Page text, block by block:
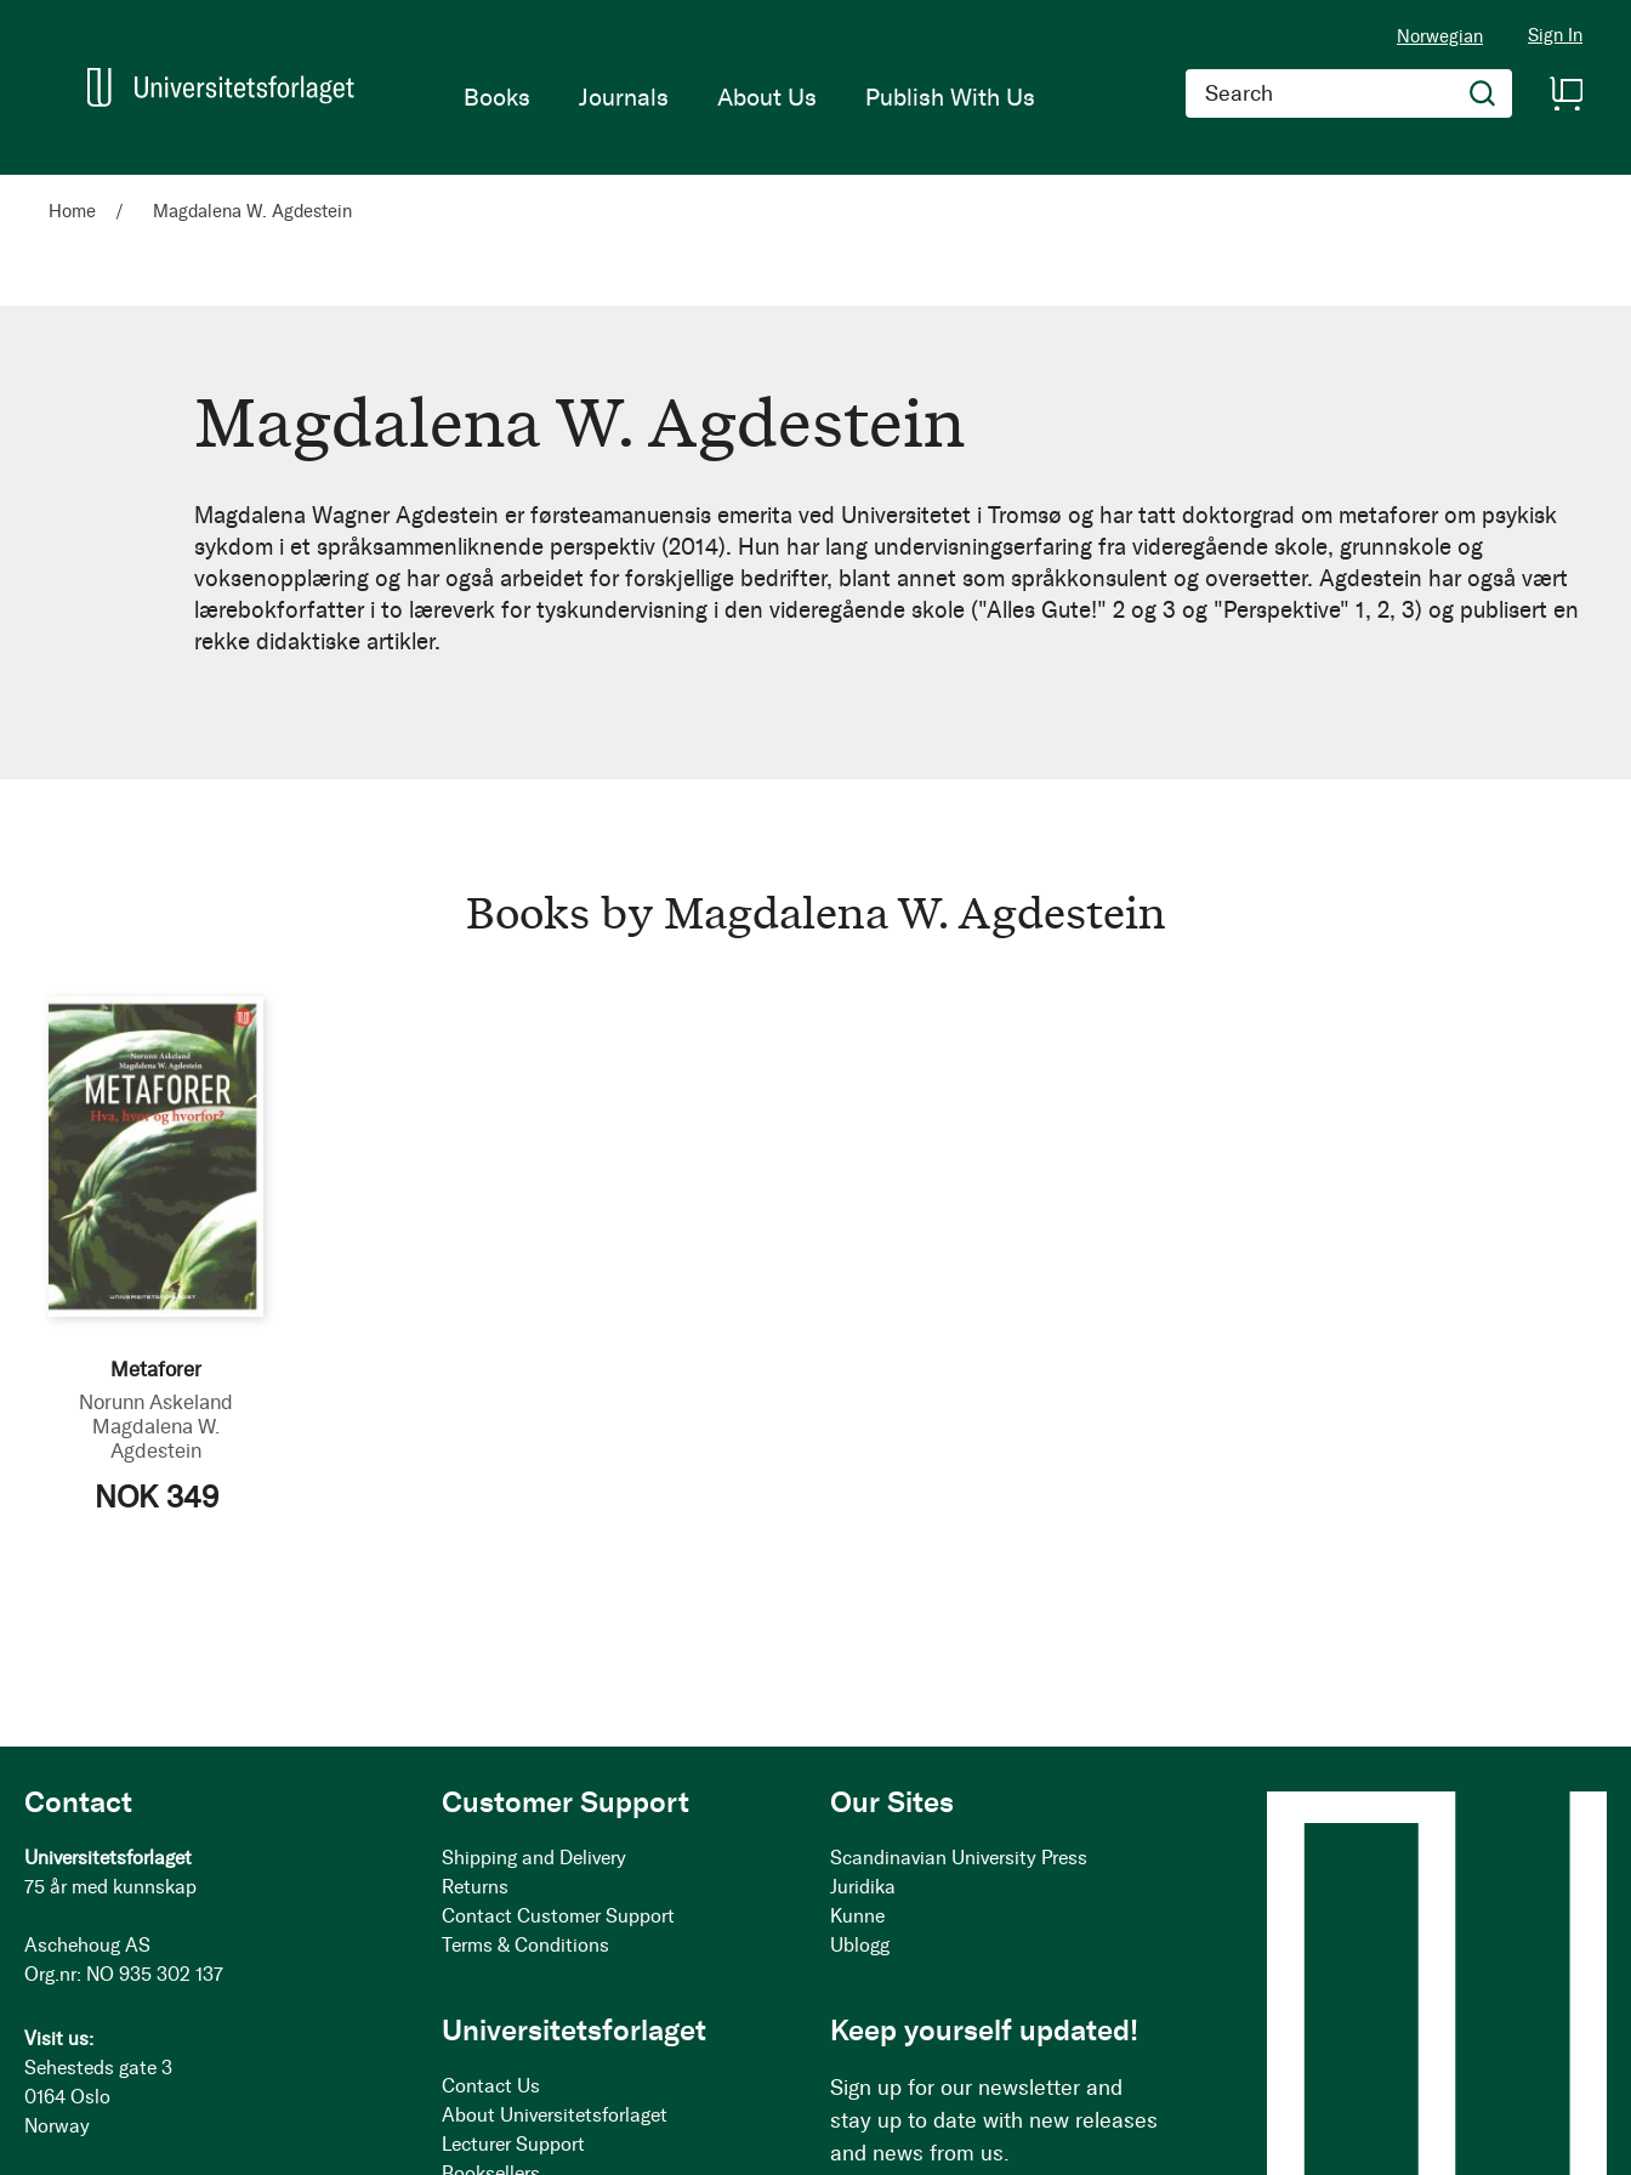
Norwegian Sign In
Search
Home
Books Journals About Us Publish With Us
Home Magdalena W. Agdestein
Magdalena
Agdestein
Magdalena W. Agdestein
Magdalena Wagner Agdestein er førsteamanuensis emerita ved Universitetet i Tromsø og har tatt doktorgrad om metaforer om psykisk
sykdom i et språksammenliknende perspektiv (2014). Hun har lang undervisningserfaring fra videregående skole, grunnskole og
voksenopplæring og har også arbeidet for forskjellige bedrifter, blant annet som språkkonsulent og oversetter. Agdestein har også vært
lærebokforfatter i to læreverk for tyskundervisning i den videregående skole ("Alles Gute!" 2 og 3 og "Perspektive" 1, 2, 3) og publisert en
rekke didaktiske artikler.
Books by Magdalena W. Agdestein
Metaforer
Norunn Askeland
Magdalena W.
Agdestein
NOK 349
Contact
Universitetsforlaget
75 år med kunnskap
Aschehoug AS
Org.nr: NO 935 302 137
Visit us:
Sehesteds gate 3
0164 Oslo
Norway
Customer Support
Shipping and Delivery
Returns
Contact Customer Support
Terms & Conditions
Our Sites
Scandinavian University Press
Juridika
Kunne
Ublogg
Universitetsforlaget
Contact Us
About Universitetsforlaget
Lecturer Support
Keep yourself updated!
Sign up for our newsletter and
stay up to date with new releases
and news from us.